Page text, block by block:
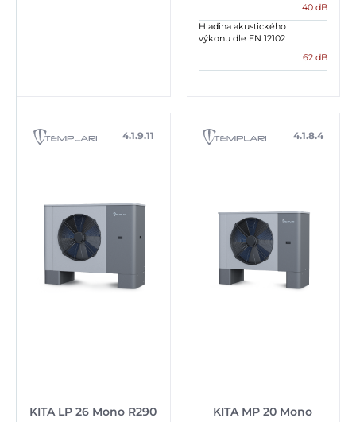
40 dB
Hladina akustického
výkonu dle EN 12102
62 dB
KITA LP 26 Mono R290
4.1.9.11
KITA MP 20 Mono
4.1.8.4